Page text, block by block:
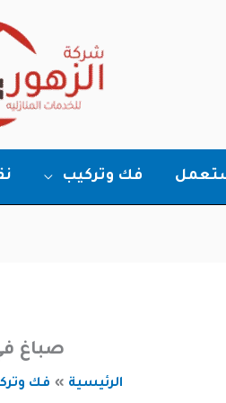
فك وتركيب
صباغ
الرئيسية فك